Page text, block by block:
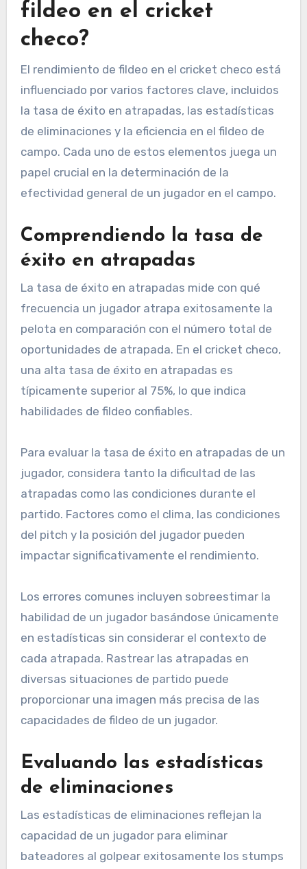
fildeo en el cricket
checo?
El rendimiento de fildeo en el cricket checo está
influenciado por varios factores clave, incluidos
la tasa de éxito en atrapadas, las estadísticas
de eliminaciones y la eficiencia en el fildeo de
campo. Cada uno de estos elementos juega un
papel crucial en la determinación de la
efectividad general de un jugador en el campo.
Comprendiendo la tasa de
éxito en atrapadas
La tasa de éxito en atrapadas mide con qué
frecuencia un jugador atrapa exitosamente la
pelota en comparación con el número total de
oportunidades de atrapada. En el cricket checo,
una alta tasa de éxito en atrapadas es
típicamente superior al 75%, lo que indica
habilidades de fildeo confiables.
Para evaluar la tasa de éxito en atrapadas de un
jugador, considera tanto la dificultad de las
atrapadas como las condiciones durante el
partido. Factores como el clima, las condiciones
del pitch y la posición del jugador pueden
impactar significativamente el rendimiento.
Los errores comunes incluyen sobreestimar la
habilidad de un jugador basándose únicamente
en estadísticas sin considerar el contexto de
cada atrapada. Rastrear las atrapadas en
diversas situaciones de partido puede
proporcionar una imagen más precisa de las
capacidades de fildeo de un jugador.
Evaluando las estadísticas
de eliminaciones
Las estadísticas de eliminaciones reflejan la
capacidad de un jugador para eliminar
bateadores al golpear exitosamente los stumps